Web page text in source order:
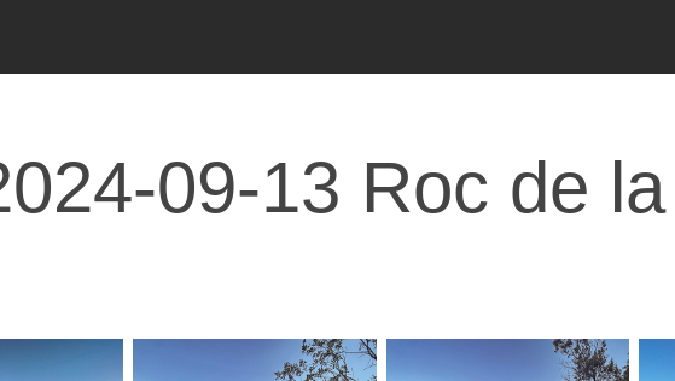
09-13 Roc de